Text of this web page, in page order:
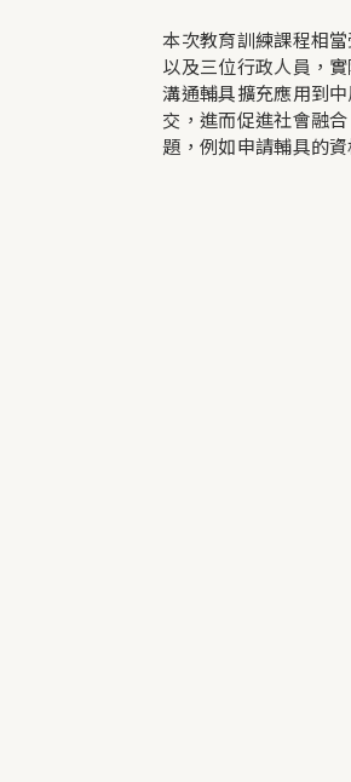
本次教育訓練課程相
以及三位行政人員，
溝通輔具擴充應用到
交，進而促進社會融
題，例如申請輔具的